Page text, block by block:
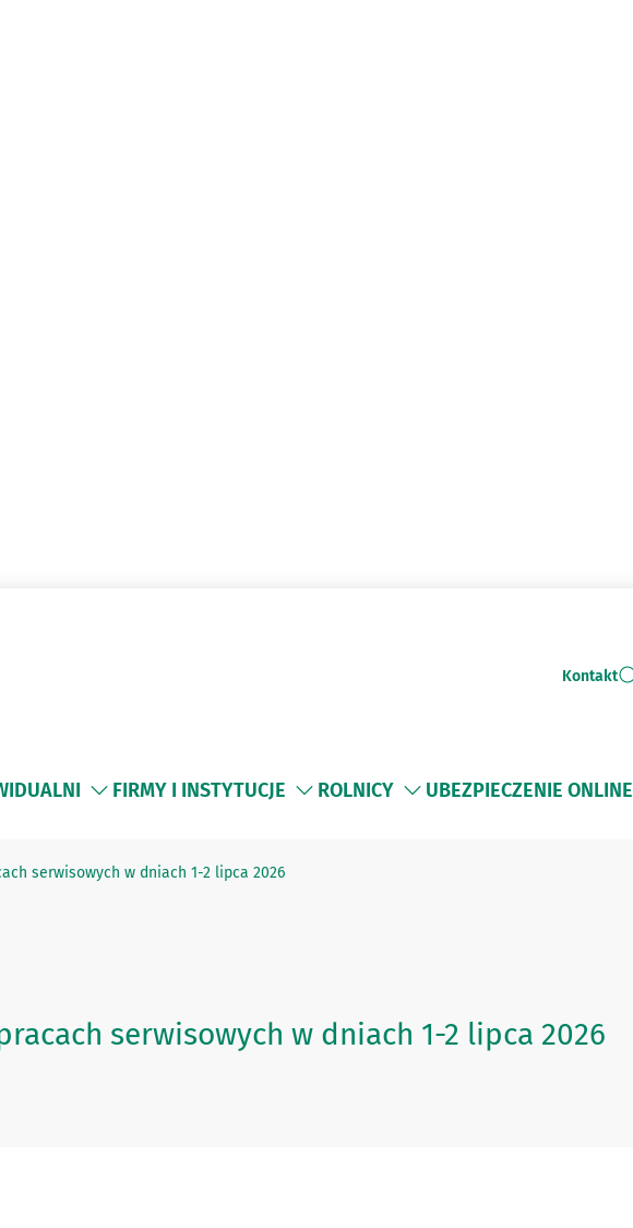
Kontakt
FIRMY I INSTYTUCJE ROLNICY UBEZPIECZENIE ONLINE
serwisowych w dniach 1-2 lipca 2026
serwisowych w dniach 1-2 lipca 2026